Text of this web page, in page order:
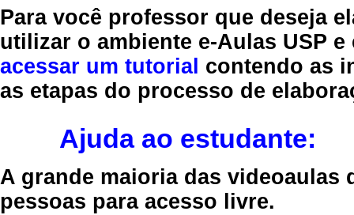
Para você professor que deseja
utilizar o ambiente e-Aulas USP
acessar um tutorial contendo as
as etapas do processo de
Ajuda ao estudante:
A grande maioria das videoaulas
pessoas para acesso livre.